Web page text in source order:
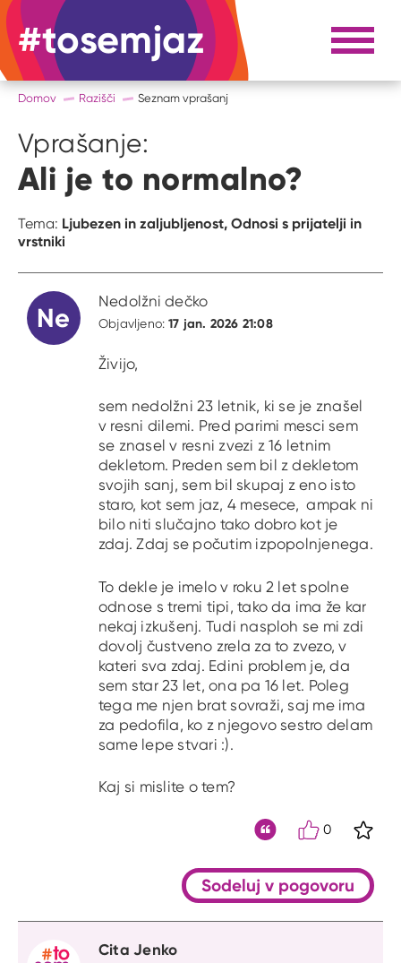
#tosemjaz #to sem jaz Razpri
Domov Razišči Seznam vprašanj
Vprašanje:
Ali je to normalno?
Tema: Ljubezen in zaljubljenost, Odnosi s prijatelji in
vrstniki
Ne
Nedolžni dečko
Objavljeno:17 jan. 2026 21:08
Živijo,
sem nedolžni 23 letnik, ki se je znašel
v resni dilemi. Pred parimi mesci sem
se znasel v resni zvezi z 16 letnim
dekletom. Preden sem bil z dekletom
svojih sanj, sem bil skupaj z eno isto
staro, kot sem jaz, 4 mesece, ampak ni
bilo niti slučajno tako dobro kot je
zdaj. Zdaj se počutim izpopolnjenega.
To dekle je imelo v roku 2 let spolne
odnose s tremi tipi, tako da ima že kar
nekaj izkušenj. Tudi nasploh se mi zdi
dovolj čustveno zrela za to zvezo, v
kateri sva zdaj. Edini problem je, da
sem star 23 let, ona pa 16 let. Poleg
tega me njen brat sovraži, saj me ima
za pedofila, ko z njegovo sestro delam
same lepe stvari :).
Kaj si mislite o tem?
0
Sodeluj v pogovoru
Cita Jenko